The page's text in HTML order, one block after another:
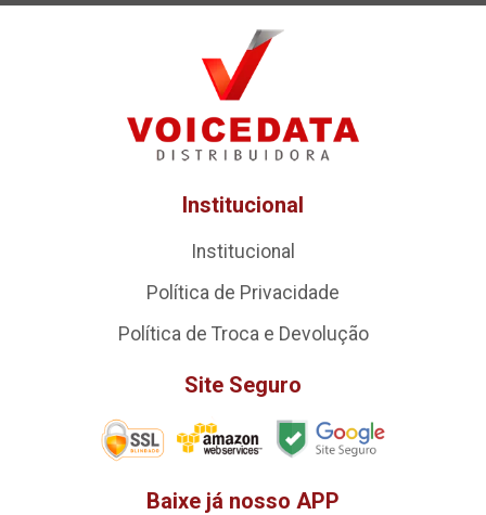
Institucional
Institucional
Política de Privacidade
Política de Troca e Devolução
Site Seguro
Baixe já nosso APP